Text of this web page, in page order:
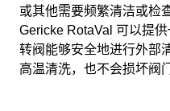
或其他需要频繁清洁或检
Gericke RotaVal 可以提
转阀能够安全地进行外部
高温清洗，也不会损坏阀